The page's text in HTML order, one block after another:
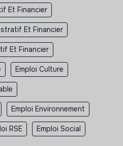
Et Financier
Et Financier
Et Financier
Emploi Culture
Emploi Environnement
RSE Emploi Social